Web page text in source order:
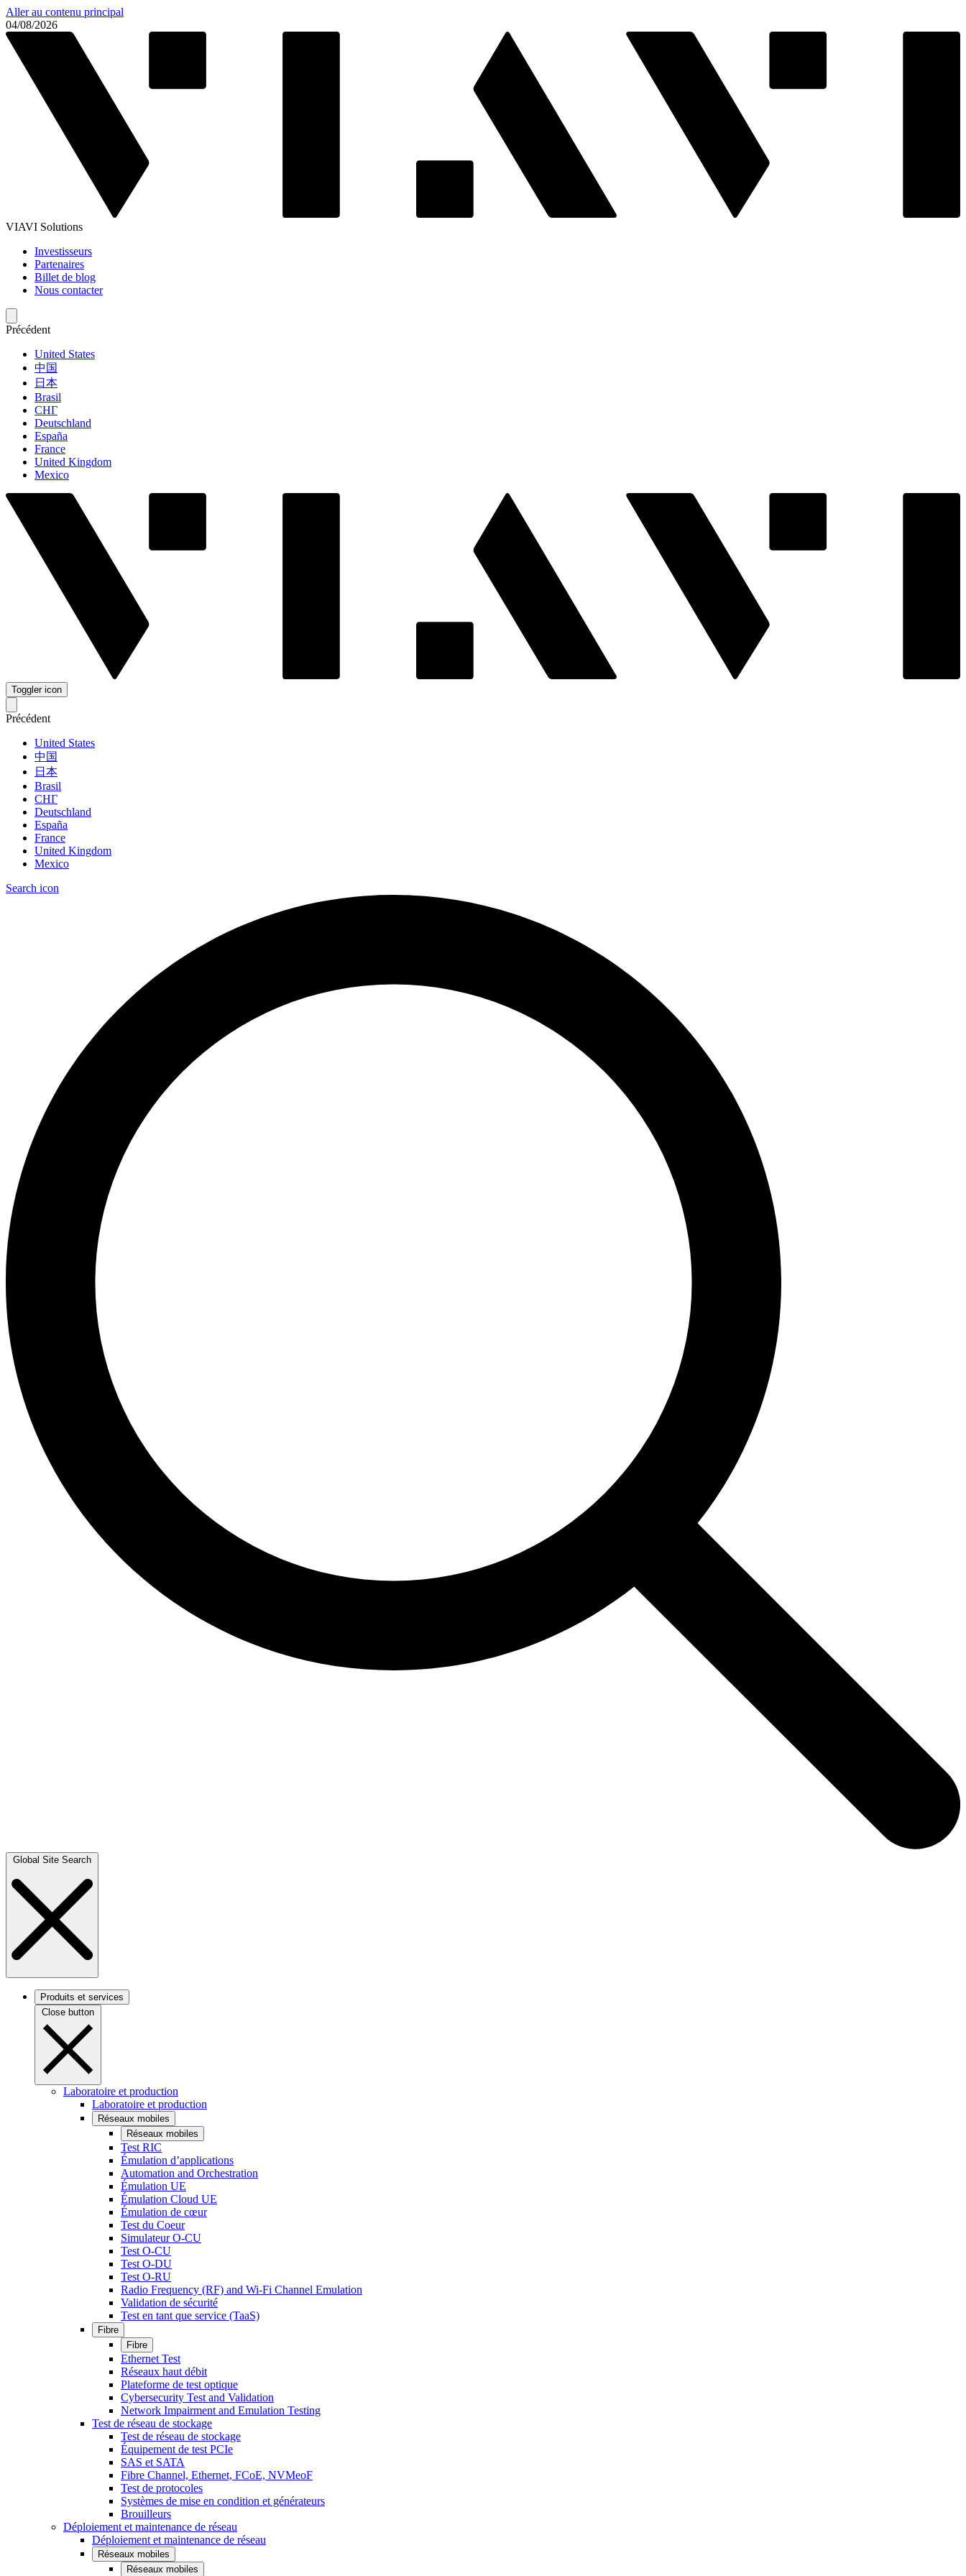
Aller au contenu principal
04/08/2026
VIAVI Solutions
Investisseurs
Partenaires
Billet de blog
Nous contacter
Précédent
United States
中国
日本
Brasil
СНГ
Deutschland
España
France
United Kingdom
Mexico
Toggler icon
Précédent
United States
中国
日本
Brasil
СНГ
Deutschland
España
France
United Kingdom
Mexico
Search icon
Global Site Search
Produits et services
Close button
Laboratoire et production
Laboratoire et production
Réseaux mobiles
Réseaux mobiles
Test RIC
Émulation d’applications
Automation and Orchestration
Émulation UE
Émulation Cloud UE
Émulation de cœur
Test du Coeur
Simulateur O-CU
Test O-CU
Test O-DU
Test O-RU
Radio Frequency (RF) and Wi-Fi Channel Emulation
Validation de sécurité
Test en tant que service (TaaS)
Fibre
Fibre
Ethernet Test
Réseaux haut débit
Plateforme de test optique
Cybersecurity Test and Validation
Network Impairment and Emulation Testing
Test de réseau de stockage
Test de réseau de stockage
Équipement de test PCIe
SAS et SATA
Fibre Channel, Ethernet, FCoE, NVMeoF
Test de protocoles
Systèmes de mise en condition et générateurs
Brouilleurs
Déploiement et maintenance de réseau
Déploiement et maintenance de réseau
Réseaux mobiles
Réseaux mobiles